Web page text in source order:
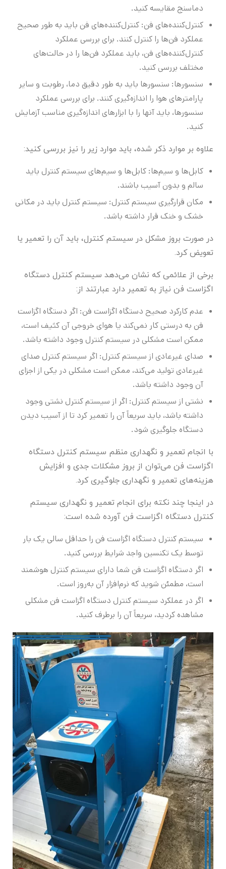
دماسنج مقایسه کنید.
کنترل‌کننده‌های فن: کنترل‌کننده‌های فن باید به طور صحیح
عملکرد فن‌ها را کنترل کنند. برای بررسی عملکرد
کنترل‌کننده‌های فن، باید عملکرد فن‌ها را در حالت‌های
مختلف بررسی کنید.
سنسورها: سنسورها باید به طور دقیق دما، رطوبت و سایر
پارامترهای هوا را اندازه‌گیری کنند. برای بررسی عملکرد
سنسورها، باید آنها را با ابزارهای اندازه‌گیری مناسب آزمایش
کنید.
علاوه بر موارد ذکر شده، باید موارد زیر را نیز بررسی کنید:
کابل‌ها و سیم‌ها: کابل‌ها و سیم‌های سیستم کنترل باید
سالم و بدون آسیب باشند.
مکان قرارگیری سیستم کنترل: سیستم کنترل باید در مکانی
خشک و خنک قرار داشته باشد.
در صورت بروز مشکل در سیستم کنترل، باید آن را تعمیر یا
تعویض کرد.
برخی از علائمی که نشان می‌دهد سیستم کنترل دستگاه
اگزاست فن نیاز به تعمیر دارد عبارتند از:
عدم کارکرد صحیح دستگاه اگزاست فن: اگر دستگاه اگزاست
فن به درستی کار نمی‌کند یا هوای خروجی آن کثیف است،
ممکن است مشکلی در سیستم کنترل وجود داشته باشد.
صدای غیرعادی از سیستم کنترل: اگر سیستم کنترل صدای
غیرعادی تولید می‌کند، ممکن است مشکلی در یکی از اجزای
آن وجود داشته باشد.
نشتی از سیستم کنترل: اگر از سیستم کنترل نشتی وجود
داشته باشد، باید سریعاً آن را تعمیر کرد تا از آسیب دیدن
دستگاه جلوگیری شود.
با انجام تعمیر و نگهداری منظم سیستم کنترل دستگاه
اگزاست فن می‌توان از بروز مشکلات جدی و افزایش
هزینه‌های تعمیر و نگهداری جلوگیری کرد.
در اینجا چند نکته برای انجام تعمیر و نگهداری سیستم
کنترل دستگاه اگزاست فن آورده شده است:
سیستم کنترل دستگاه اگزاست فن را حداقل سالی یک بار
توسط یک تکنسین واجد شرایط بررسی کنید.
اگر دستگاه اگزاست فن شما دارای سیستم کنترل هوشمند
است، مطمئن شوید که نرم‌افزار آن به‌روز است.
اگر در عملکرد سیستم کنترل دستگاه اگزاست فن مشکلی
مشاهده کردید، سریعاً آن را برطرف کنید.